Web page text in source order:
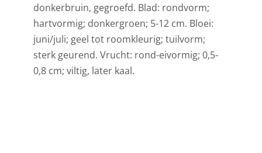
donkerbruin, gegroefd. Blad: rondvorm;
hartvormig; donkergroen; 5-12 cm. Bloei:
juni/juli; geel tot roomkleurig; tuilvorm;
sterk geurend. Vrucht: rond-eivormig; 0,5-
0,8 cm; viltig, later kaal.